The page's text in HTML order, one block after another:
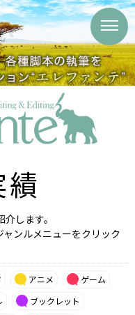
します。
ンルメニューをクリック
アニメ
ゲーム
ブックレット